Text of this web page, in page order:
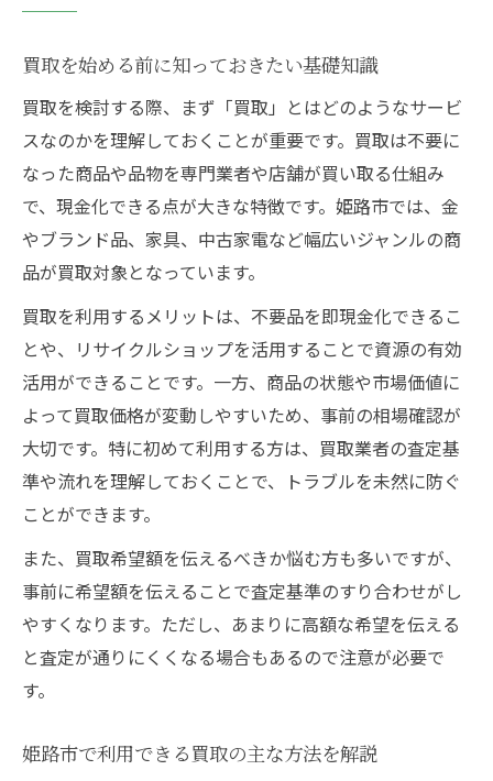
買取契約時に確認すべきトラブル防止策
偽物やトラブルを防ぐための買取チェック
買取希望額を伝える際に気をつけるべき点
買取実際例から学ぶスムーズな進め方
買取実際の事例で見る手続きの流れ
査定ポイントと高評価に繋げるコツ
納得の買取を実現するための交渉術
買取後のフォローやアフターサービス活用
法
買取の疑問を解消するための情報一覧
買取希望額は伝えた方が良いのか徹底解説
買取査定の流れと必要な書類をまとめて解
説
買取で知っておきたいキャンセル規定の基
礎
買取でよくある質問とその解決策一覧
大型リサイクルショップでの買取の特徴
買取を始める前に知っておきたい基礎知識
買取を検討する際、まず「買取」とはどのようなサービ
スなのかを理解しておくことが重要です。買取は不要に
なった商品や品物を専門業者や店舗が買い取る仕組み
で、現金化できる点が大きな特徴です。姫路市では、金
やブランド品、家具、中古家電など幅広いジャンルの商
品が買取対象となっています。
買取を利用するメリットは、不要品を即現金化できるこ
とや、リサイクルショップを活用することで資源の有効
活用ができることです。一方、商品の状態や市場価値に
よって買取価格が変動しやすいため、事前の相場確認が
大切です。特に初めて利用する方は、買取業者の査定基
準や流れを理解しておくことで、トラブルを未然に防ぐ
ことができます。
また、買取希望額を伝えるべきか悩む方も多いですが、
事前に希望額を伝えることで査定基準のすり合わせがし
やすくなります。ただし、あまりに高額な希望を伝える
と査定が通りにくくなる場合もあるので注意が必要で
す。
姫路市で利用できる買取の主な方法を解説